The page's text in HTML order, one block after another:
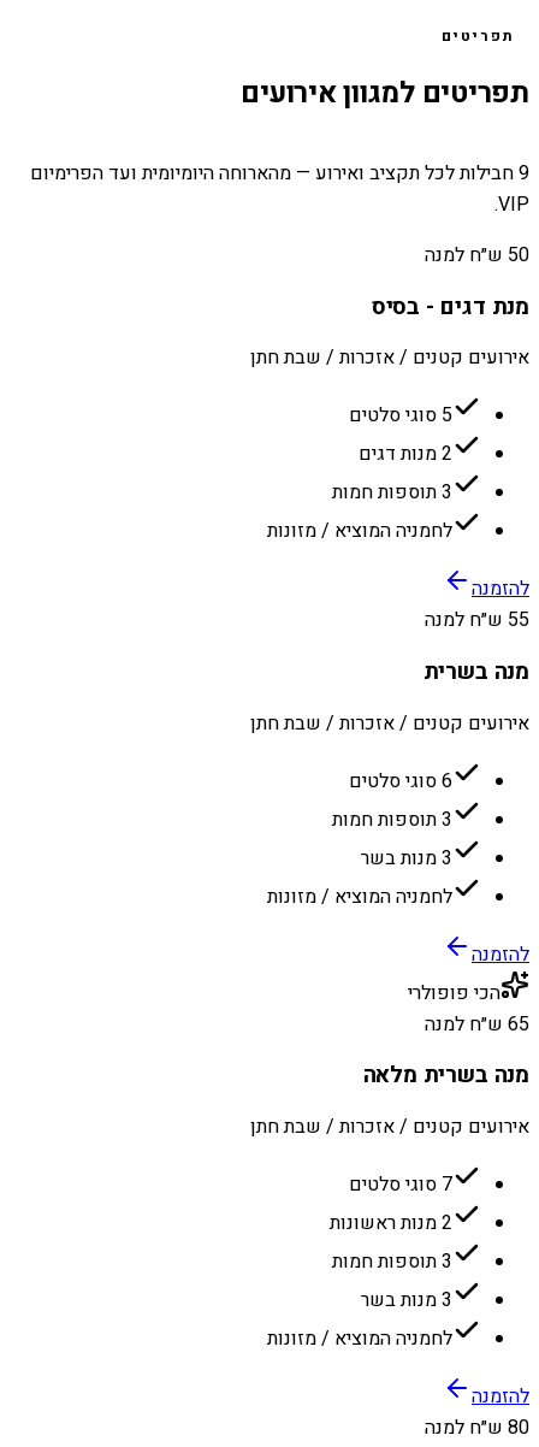
תפריטים
תפריטים למגוון אירועים
9 חבילות לכל תקציב ואירוע — מהארוחה היומיומית ועד הפרימיום
VIP.
50 ש״ח למנה
מנת דגים - בסיס
אירועים קטנים / אזכרות / שבת חתן
5 סוגי סלטים
2 מנות דגים
3 תוספות חמות
לחמניה המוציא / מזונות
להזמנה
55 ש״ח למנה
מנה בשרית
אירועים קטנים / אזכרות / שבת חתן
6 סוגי סלטים
3 תוספות חמות
3 מנות בשר
לחמניה המוציא / מזונות
להזמנה
הכי פופולרי
65 ש״ח למנה
מנה בשרית מלאה
אירועים קטנים / אזכרות / שבת חתן
7 סוגי סלטים
2 מנות ראשונות
3 תוספות חמות
3 מנות בשר
לחמניה המוציא / מזונות
להזמנה
80 ש״ח למנה